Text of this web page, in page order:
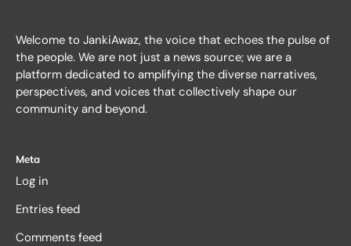
Welcome to JankiAwaz, the voice that echoes the pulse of
the people. We are not just a news source; we are a
platform dedicated to amplifying the diverse narratives,
perspectives, and voices that collectively shape our
community and beyond.
Meta
Log in
Entries feed
Comments feed